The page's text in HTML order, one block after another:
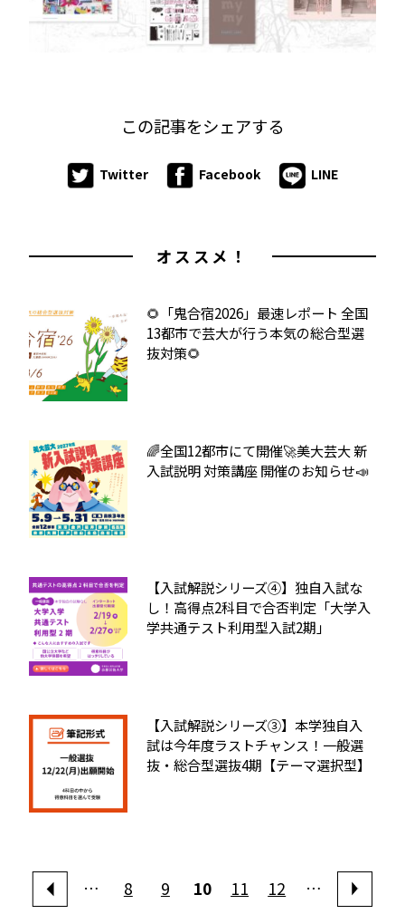
この記事をシェアする
Twitter Facebook LINE
オススメ！
🌻「鬼合宿2026」最速レポート 全国
13都市で芸大が行う本気の総合型選
抜対策🌻
🌈全国12都市にて開催🚀美大芸大 新
入試説明 対策講座 開催のお知らせ📣
【入試解説シリーズ④】独自入試な
し！高得点2科目で合否判定「大学入
学共通テスト利用型入試2期」
【入試解説シリーズ③】本学独自入
試は今年度ラストチャンス！一般選
抜・総合型選抜4期【テーマ選択型】
… 8 9 10 11 12 …